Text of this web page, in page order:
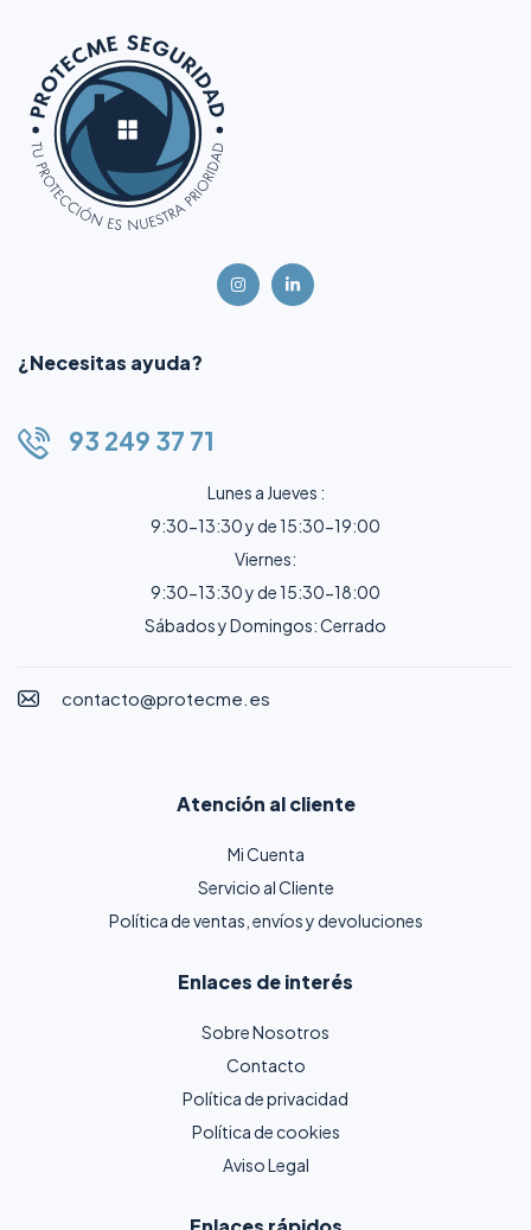
¿Necesitas ayuda?
93 249 37 71
Lunes a Jueves :
9:30-13:30 y de 15:30-19:00
Viernes:
9:30-13:30 y de 15:30-18:00
Sábados y Domingos: Cerrado
contacto@protecme.es
Atención al cliente
Mi Cuenta
Servicio al Cliente
Política de ventas, envíos y devoluciones
Enlaces de interés
Sobre Nosotros
Contacto
Política de privacidad
Política de cookies
Aviso Legal